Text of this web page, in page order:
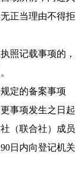
正当理由不得拒
照记载事项的，
定的备案事项
事项发生之日起
（联合社）成员
日内向登记机关